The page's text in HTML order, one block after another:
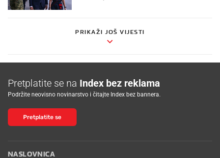
PRIKAŽI JOŠ VIJESTI
Pretplatite se na Index bez reklama
Podržite neovisno novinarstvo i čitajte Index bez bannera.
Pretplatite se
NASLOVNICA